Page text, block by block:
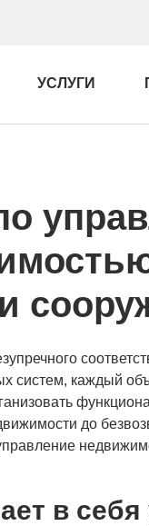
УСЛУГИ
систем, каждый
до
в